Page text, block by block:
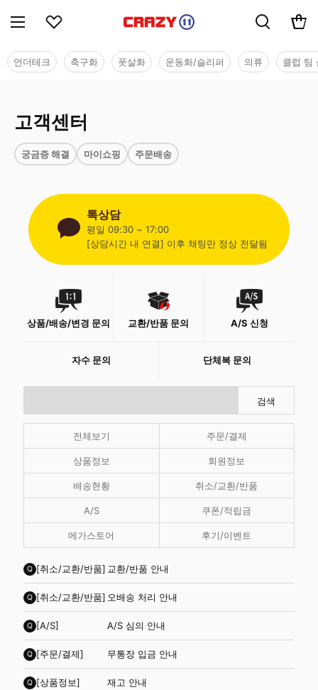
언더테크 축구화 풋살화 운동화/슬리퍼 의류 클럽 팀
고객센터
궁금증 해결 마이쇼핑 주문배송
톡상담
평일 09:30 ~ 17:00
[상담시간 내 연결] 이후 채팅만 정상 전달됨
상품/배송/변경 문의 교환/반품 문의 A/S 신청
자수 문의 단체복 문의
검색
전체보기 주문/결제
상품정보 회원정보
배송현황 취소/교환/반품
A/S 쿠폰/적립금
메가스토어 후기/이벤트
Q [취소/교환/반품] 교환/반품 안내
Q [취소/교환/반품] 오배송 처리 안내
Q [A/S] A/S 심의 안내
Q [주문/결제] 무통장 입금 안내
Q [상품정보] 재고 안내